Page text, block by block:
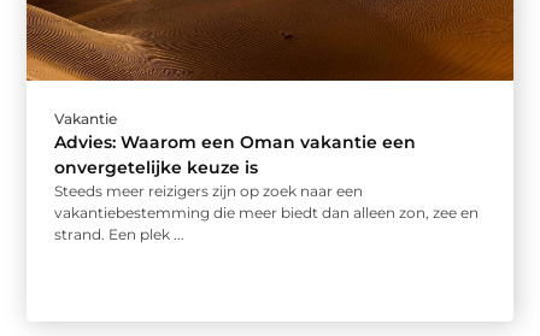
Vakantie
Advies: Waarom een Oman vakantie een
onvergetelijke keuze is
Steeds meer reizigers zijn op zoek naar een
vakantiebestemming die meer biedt dan alleen zon, zee en
strand. Een plek ...